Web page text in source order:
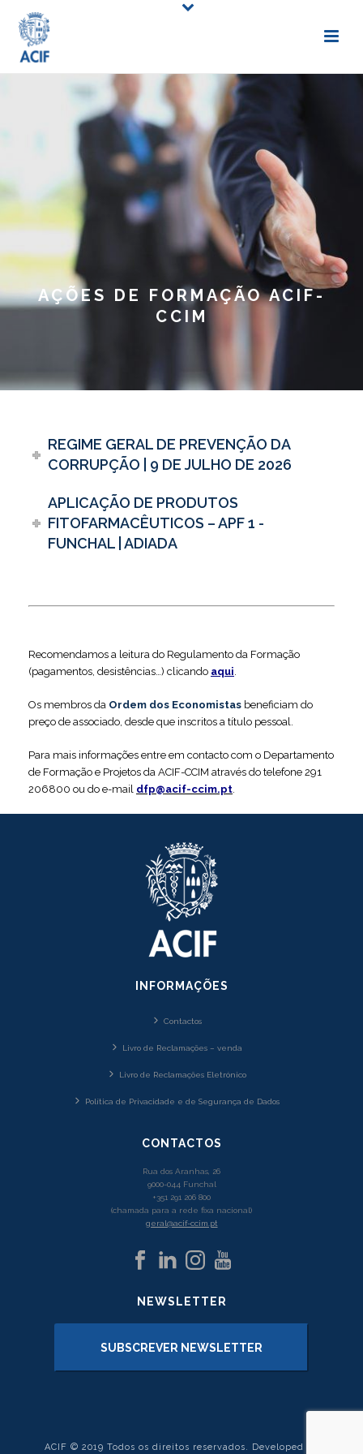
AÇÕES DE FORMAÇÃO ACIF-
CCIM
REGIME GERAL DE PREVENÇÃO DA
CORRUPÇÃO | 9 DE JULHO DE 2026
APLICAÇÃO DE PRODUTOS
FITOFARMACÊUTICOS – APF 1 -
FUNCHAL | ADIADA
Recomendamos a leitura do Regulamento da Formação
(pagamentos, desistências…) clicando aqui
Os membros da Ordem dos Economistas beneficiam do
preço de associado, desde que inscritos a título pessoal.
Para mais informações entre em contacto com o Departamento
de Formação e Projetos da ACIF-CCIM através do telefone 291
206800 ou do e-mail dfp@acif-ccim.pt
INFORMAÇÕES
Contactos
Livro de Reclamações – venda
Livro de Reclamações Eletrónico
Política de Privacidade e de Segurança de Dados
CONTACTOS
Rua dos Aranhas, 26
9000-044 Funchal
+351 291 206 800
(chamada para a rede fixa nacional)
geral@acif-ccim.pt
NEWSLETTER
SUBSCREVER NEWSLETTER
ACIF © 2019 Todos os direitos reservados. Developed by